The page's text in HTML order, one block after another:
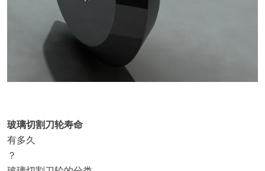
玻璃切割刀轮寿命
有多久
？